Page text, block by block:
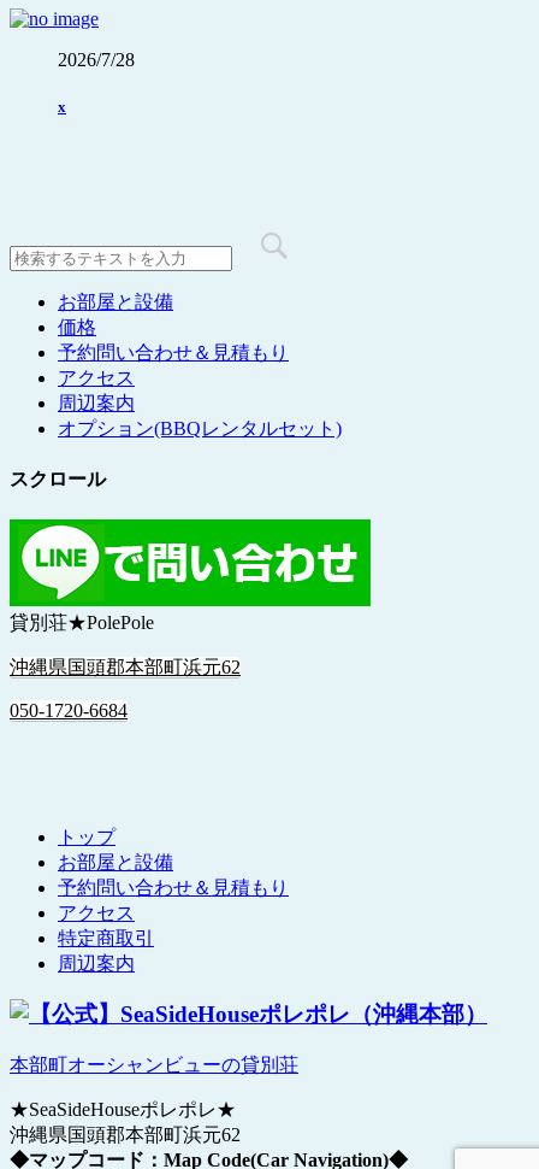
2026/7/28
x
お部屋と設備
価格
予約問い合わせ＆見積もり
アクセス
周辺案内
オプション(BBQレンタルセット)
スクロール
貸別荘★PolePole
沖縄県国頭郡本部町浜元62
050-1720-6684
トップ
お部屋と設備
予約問い合わせ＆見積もり
アクセス
特定商取引
周辺案内
本部町オーシャンビューの貸別荘
★SeaSideHouseポレポレ★
沖縄県国頭郡本部町浜元62
◆マップコード：Map Code(Car Navigation)◆